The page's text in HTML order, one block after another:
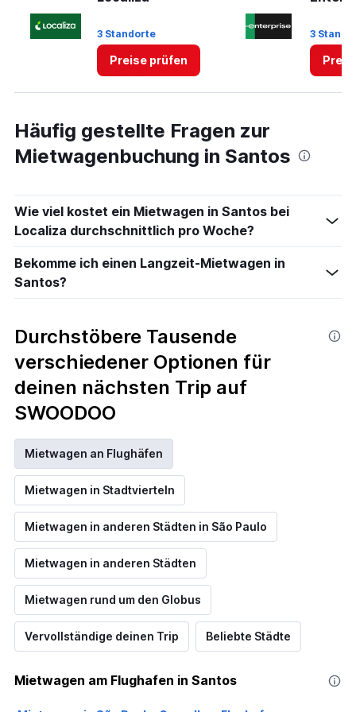
to
3 Standorte
Preise prüfen
3
Häufig gestellte Fragen zur
Mietwagenbuchung in Santos
Wie viel kostet ein Mietwagen in Santos bei
Localiza durchschnittlich pro Woche?
Bekomme ich einen Langzeit-Mietwagen in
Santos?
Durchstöbere Tausende
verschiedener Optionen für
deinen nächsten Trip auf
SWOODOO
Mietwagen an Flughäfen
Mietwagen in Stadtvierteln
Mietwagen in anderen Städten in São Paulo
Mietwagen in anderen Städten
Mietwagen rund um den Globus
Vervollständige deinen Trip Beliebte Städte
Mietwagen am Flughafen in Santos